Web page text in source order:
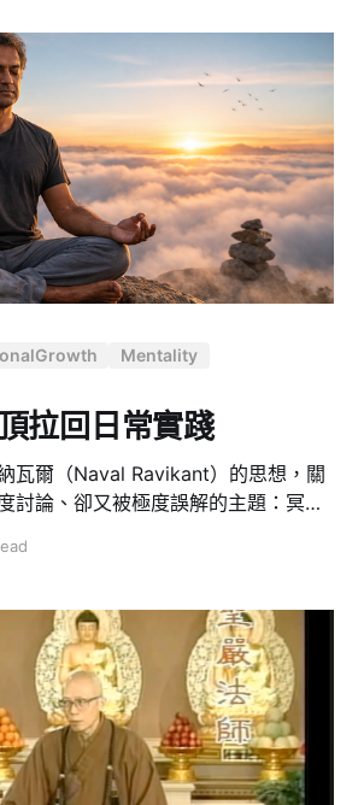
下的無力。核心命題只有一個：真正
是黑暗本身，而是見過光之後，再次
Mentality
拉回日常實踐
瓦爾（Naval Ravikant）的思想，關
討論、卻又被極度誤解的主題：冥
、健康與幸福。而他自己也說過，如
並不只是
蓋身體的強健、心理的韌性，以及精
言，這是人生的頭等大事，優先級高
也高於工作。原因很直接：身體是你
的棲身之所。如果這個房子塌了，裡
財富，都將失去意義。 也正因如
個棲身之所所培養的所有習慣中，冥